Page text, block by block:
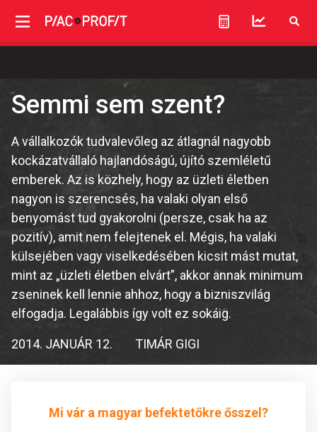
Semmi sem szent?
A vállalkozók tudvalevőleg az átlagnál nagyobb
kockázatvállaló hajlandóságú, újító szemléletű
emberek. Az is közhely, hogy az üzleti életben
nagyon is szerencsés, ha valaki olyan első
benyomást tud gyakorolni (persze, csak ha az
pozitív), amit nem felejtenek el. Mégis, ha valaki
külsejében vagy viselkedésében kicsit mást mutat,
mint az „üzleti életben elvárt”, akkor annak minimum
zseninek kell lennie ahhoz, hogy a bizniszvilág
elfogadja. Legalábbis így volt ez sokáig.
2014. JANUÁR 12. TIMÁR GIGI
Mi vár a magyar befektetőkre ősszel?